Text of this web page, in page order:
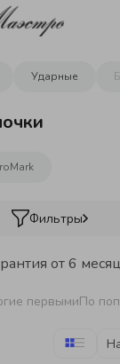
Ударные
Фильтры
от 6
первымиПо